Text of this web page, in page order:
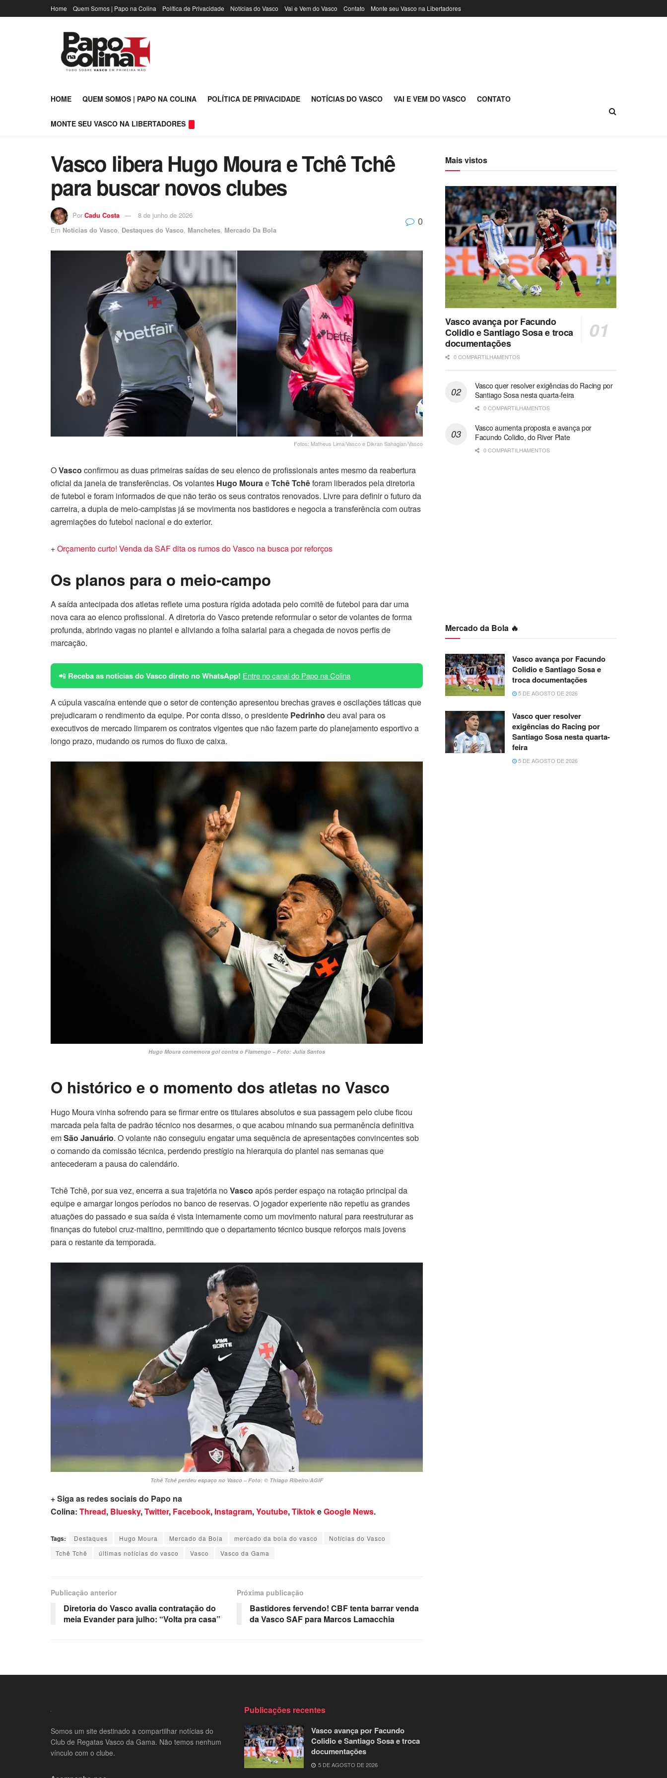
Home Quem Somos | Papo na Colina Política de Privacidade Notícias do Vasco Vai e Vem do Vasco Contato Monte seu Vasco na Libertadores
HOME QUEM SOMOS | PAPO NA COLINA POLÍTICA DE PRIVACIDADE NOTÍCIAS DO VASCO VAI E VEM DO VASCO CONTATO
MONTE SEU VASCO NA LIBERTADORES
Vasco libera Hugo Moura e Tchê Tchê
para buscar novos clubes
Por Cadu Costa
8 de junho de 2026
Em Notícias do Vasco, Destaques do Vasco, Manchetes, Mercado Da Bola
0
Fotos: Matheus Lima/Vasco e Dikran Sahagian/Vasco
OVasco confirmou as duas primeiras saídas de seu elenco de profissionais antes mesmo da reabertura
oficial da janela de transferências. Os volantes Hugo MouraeTchê Tchêforam liberados pela diretoria
de futebol e foram informados de que não terão os seus contratos renovados. Livre para definir o futuro da
carreira, a dupla de meio-campistas já se movimenta nos bastidores e negocia a transferência com outras
agremiações do futebol nacional e do exterior.
+Orçamento curto! Venda da SAF dita os rumos do Vasco na busca por reforços
Os planos para o meio-campo
A saída antecipada dos atletas reflete uma postura rígida adotada pelo comitê de futebol para dar uma
nova cara ao elenco profissional. A diretoria do Vasco pretende reformular o setor de volantes de forma
profunda, abrindo vagas no plantel e aliviando a folha salarial para a chegada de novos perfis de
marcação.
📲 Receba as notícias do Vasco direto no WhatsApp! Entre no canal do Papo na Colina
A cúpula vascaína entende que o setor de contenção apresentou brechas graves e oscilações táticas que
prejudicaram o rendimento da equipe. Por conta disso, o presidente Pedrinho deu aval para os
executivos de mercado limparem os contratos vigentes que não fazem parte do planejamento esportivo a
longo prazo, mudando os rumos do fluxo de caixa.
Hugo Moura comemora gol contra o Flamengo – Foto: Julia Santos
O histórico e o momento dos atletas no Vasco
Hugo Moura vinha sofrendo para se firmar entre os titulares absolutos e sua passagem pelo clube ficou
marcada pela falta de padrão técnico nos desarmes, o que acabou minando sua permanência definitiva
emSão Januário. O volante não conseguiu engatar uma sequência de apresentações convincentes sob
o comando da comissão técnica, perdendo prestígio na hierarquia do plantel nas semanas que
antecederam a pausa do calendário.
Tchê Tchê, por sua vez, encerra a sua trajetória noVasco após perder espaço na rotação principal da
equipe e amargar longos períodos no banco de reservas. O jogador experiente não repetiu as grandes
atuações do passado e sua saída é vista internamente como um movimento natural para reestruturar as
finanças do futebol cruz-maltino, permitindo que o departamento técnico busque reforços mais jovens
para o restante da temporada.
Tchê Tchê perdeu espaço no Vasco – Foto: © Thiago Ribeiro/AGIF
+ Siga as redes sociais do Papo na
Colina: Thread, Bluesky,Twitter, Facebook, Instagram,Youtube,TiktokeGoogle News.
Tags: Destaques Hugo Moura Mercado da Bola mercado da bola do vasco
Notícias do Vasco
Tchê Tchê
últimas notícias do vasco Vasco Vasco da Gama
Publicação anterior
Diretoria do Vasco avalia contratação do
meia Evander para julho: “Volta pra casa”
Próxima publicação
Bastidores fervendo! CBF tenta barrar venda
da Vasco SAF para Marcos Lamacchia
Mais vistos
Vasco avança por Facundo
Colidio e Santiago Sosa e troca
documentações
0 COMPARTILHAMENTOS
Vasco quer resolver exigências do Racing por
Santiago Sosa nesta quarta-feira
0 COMPARTILHAMENTOS
Vasco aumenta proposta e avança por
Facundo Colidio, do River Plate
0 COMPARTILHAMENTOS
Mercado da Bola 🔥
Vasco avança por Facundo
Colidio e Santiago Sosa e
troca documentações
5 DE AGOSTO DE 2026
Vasco quer resolver
exigências do Racing por
Santiago Sosa nesta quarta-
feira
5 DE AGOSTO DE 2026
Somos um site destinado a compartilhar notícias do
Club de Regatas Vasco da Gama. Não temos nenhum
vínculo com o clube.
Publicações recentes
Vasco avança por Facundo
Colidio e Santiago Sosa e troca
documentações
5 DE AGOSTO DE 2026